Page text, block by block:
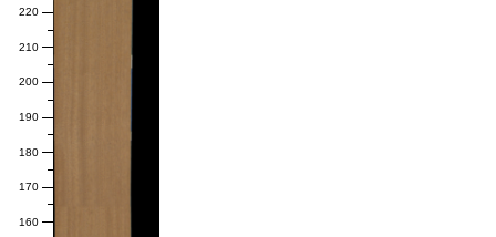
160
170
180
190
200
210
220